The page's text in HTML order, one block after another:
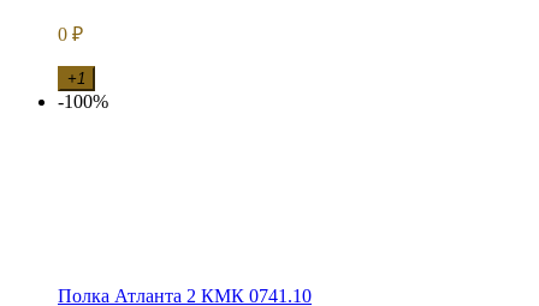
0 ₽
+1
-100%
Полка Атланта 2 КМК 0741.10